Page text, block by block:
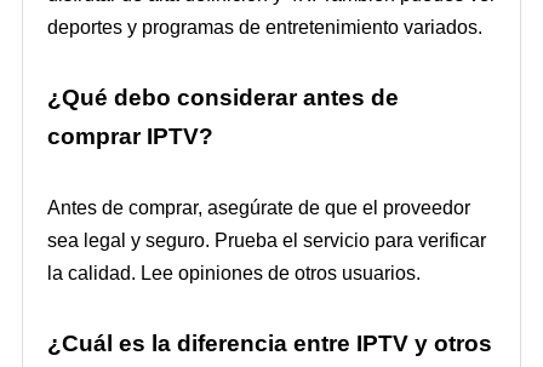
deportes y programas de entretenimiento variados.
¿Qué debo considerar antes de
comprar IPTV?
Antes de comprar, asegúrate de que el proveedor
sea legal y seguro. Prueba el servicio para verificar
la calidad. Lee opiniones de otros usuarios.
¿Cuál es la diferencia entre IPTV y otros